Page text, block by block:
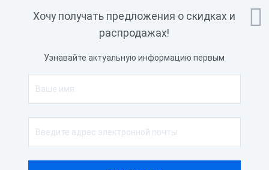

Хочу получать предложения о скидках и
распродажах!
Узнавайте актуальную информацию первым